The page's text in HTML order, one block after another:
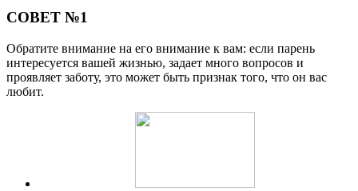
СОВЕТ №1
Обратите внимание на его внимание к вам: если парень
интересуется вашей жизнью, задает много вопросов и
проявляет заботу, это может быть признак того, что он вас
любит.